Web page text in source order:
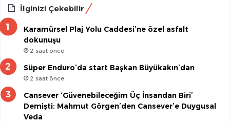
İlginizi Çekebilir
Karamürsel Plaj Yolu Caddesi’ne özel asfalt
dokunuşu
2 saat önce
Süper Enduro’da start Başkan Büyükakın’dan
2 saat önce
Cansever ‘Güvenebileceğim Üç İnsandan Biri’
Demişti: Mahmut Görgen’den Cansever’e Duygusal
Veda